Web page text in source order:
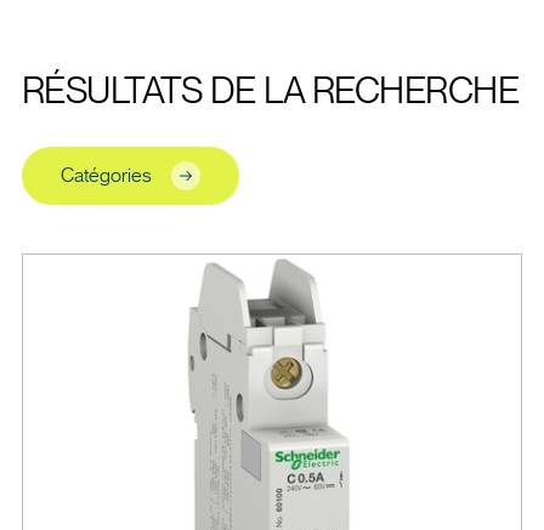
RÉSULTATS DE LA RECHERCHE
Catégories